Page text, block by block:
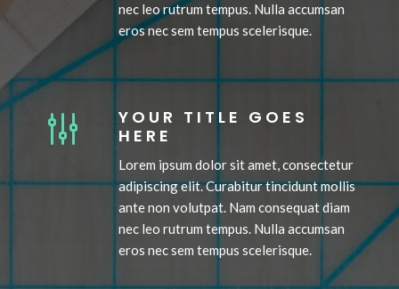
nec leo rutrum tempus. Nulla accumsan
eros nec sem tempus scelerisque.
g
YOUR TITLE GOES
HERE
Lorem ipsum dolor sit amet, consectetur
adipiscing elit. Curabitur tincidunt mollis
ante non volutpat. Nam consequat diam
nec leo rutrum tempus. Nulla accumsan
eros nec sem tempus scelerisque.